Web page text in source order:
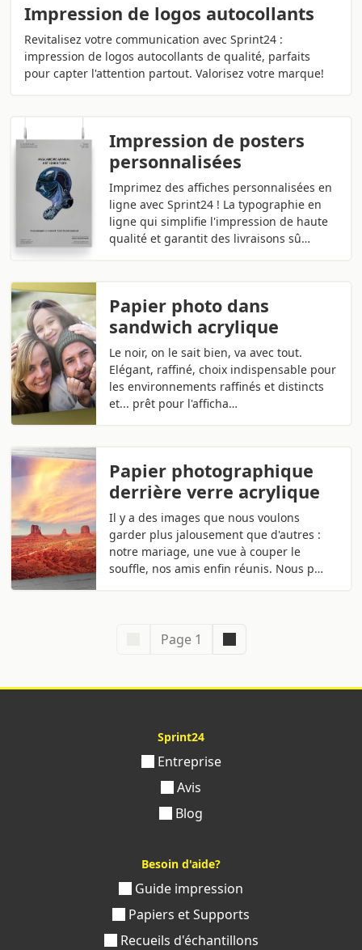
Impression de logos autocollants
Revitalisez votre communication avec Sprint24 :
impression de logos autocollants de qualité, parfaits
pour capter l'attention partout. Valorisez votre marque!
Impression de posters
personnalisées
Imprimez des affiches personnalisées en
ligne avec Sprint24 ! La typographie en
ligne qui simplifie l'impression de haute
qualité et garantit des livraisons sû…
Papier photo dans
sandwich acrylique
Le noir, on le sait bien, va avec tout.
Elégant, raffiné, choix indispensable pour
les environnements raffinés et distincts
et... prêt pour l'afficha…
Papier photographique
derrière verre acrylique
Il y a des images que nous voulons
garder plus jalousement que d'autres :
notre mariage, une vue à couper le
souffle, nos amis enfin réunis. Nous p…
Page 1
Sprint24
Entreprise
Avis
Blog
Besoin d'aide?
Guide impression
Papiers et Supports
Recueils d'échantillons